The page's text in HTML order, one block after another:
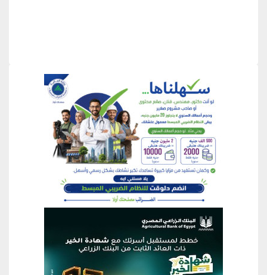
منطقة إعلانية
منطقة إعلانية